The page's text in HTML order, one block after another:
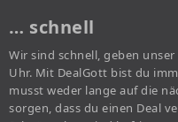
… schnell
Wir sind schnell, geben
Uhr. Mit DealGott bist du
musst weder lange auf die
sorgen, dass du einen Deal